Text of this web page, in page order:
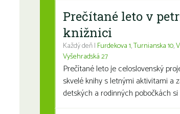
Prečítané leto v
knižnici
Každý deň | Furdekova 1,Turnianska 10,
Vyšehradská 27
Prečítané leto je celoslovenský
skvelé knihy s letnými aktivitami a
detských a rodinných pobočkách si